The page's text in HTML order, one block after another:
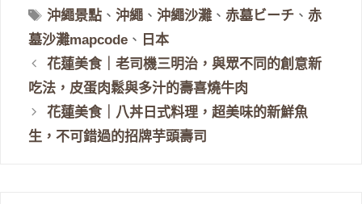
類
標
籤
沖繩景點 、沖繩 、沖繩沙灘 、赤墓ビーチ 、赤
墓沙灘mapcode 、 日本
花蓮美食｜老司機三明治，與眾不同的創意新
吃法，皮蛋肉鬆與多汁的壽喜燒牛肉
花蓮美食｜八丼日式料理，超美味的新鮮魚
生，不可錯過的招牌芋頭壽司